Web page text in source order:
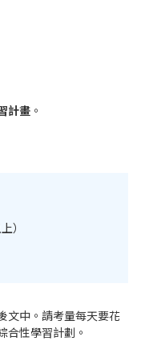
計畫 。
）
文中。請考量每天要花
合性學習計劃。